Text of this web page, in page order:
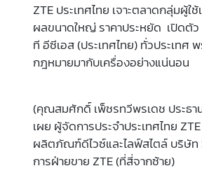
ZTE ประเทศไทย เจาะตลาดกลุ่มผู้
ผลขนาดใหญ่ ราคาประหยัด เปิดตัว
ที อีซีเอส (ประเทศไทย) ทั่วประเท
กฎหมายมากับเครื่องอย่างแน่นอน
(คุณสมศักดิ์ เพ็ชรทวีพรเดช ประธา
เผย ผู้จัดการประจำประเทศไทย
ผลิตภัณฑ์ดีไวซ์และไลฟ์สไตล์ บริษัท
การฝ่ายขาย ZTE (ที่สี่จากซ้าย)